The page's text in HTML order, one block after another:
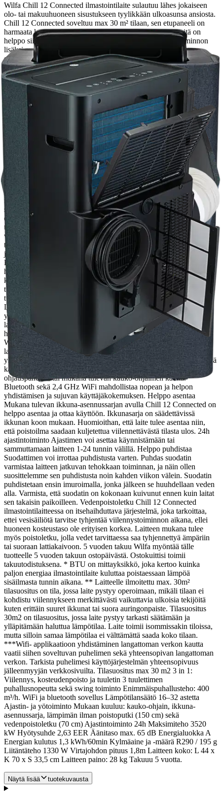
Wilfa Chill 12 Connected ilmastointilaite sulautuu lähes jokaiseen
olo- tai makuuhuoneen sisustukseen tyylikkään ulkoasunsa ansiosta.
Chill 12 Connected soveltuu max 30 m² tilaan, sen etupaneeli on
harmaata kangasta ja siinä kahva ja pyörät, joiden avulla sitä on
helppo siirtää huoneesta toiseen. Laitteessa on viilennystoiminnon
lisäksi myös tuuletin- sekä kosteudenpoistotoiminnot, ja se on
etäohjattavissa.
CHILL 12 CONNECTED Etsitkö liikuteltavaa ja
tyylikästä ilmastointilaitetta, joka sulautuu olo- tai makuuhuoneesi
sisustukseen? Pohjoismaiseen kotiin suunniteltu ajattoman tyylikäs
Chill 12 connected on siinä tapauksessa juuri oikea valinta sinulle!
Kompakti ilmastointilaite sulautuu lähes jokaiseen olo- tai
makuuhuoneen sisustukseen tyylikkään ulkoasunsa ansiosta. Chill
12 Connected soveltuu max 30 m² tilaan, sen etupaneeli on
harmaata kangasta ja siinä kahva ja pyörät, joiden avulla sitä on
helppo siirtää huoneesta toiseen. Laitteessa on viilennystoiminnon
lisäksi myös tuuletin- sekä kosteudenpoistotoiminnot, ja se on
etäohjattavissa. Sopii isompiinkin huoneisiin Chill 12 Connected on
käyttäjäystävällinen ilmastointilaite, joka takaa miellyttävän
lämpötilan niin kotona, toimistossa kuin loma-asunnossakin
kuumina päivinä. Se soveltuu enintään 30 m²:n huoneisiin, ja sen
jäähdytyskapasiteetti on kokonaiset 12 000 BTU. Voit helposti
säätää lämpötilaa 16-32 asteen välillä ja valita kolmen eri tuulettimen
nopeuden välillä. Tuulettimen enimmäisteho on 400 m³/h, ja siinä on
swing-toiminto. Kangaspäällysteinen etupaneeli Ilmastointilaitteen
etupaneeli on päällystetty harmaalla kankaalla, joka tekee laitteesta
tyylikkään ja ajattoman. Kankaan puhtaanapito on helppoa ja sen
voi tarvittaessa imuroida puhtaaksi Viilennys, kosteudenpoisto ja
tuuletin – kaikki samassa Chill 12 Connected -laitteessa voit valita
joko kosteudenpoisto-, viilennys- tai tuuletustoiminnon.
Kosteudenpoistotoiminto poistaa tehokkaasti ylimääräisen kosteuden
huoneesta ja parantaa näin sisäilmaa. Tuuletustoiminnolla laite
kierrättää huoneen ilmaa viilentämättä sitä, ja valittavissa on 3 eri
tuuletinnopeutta Laite on varustettu lepotila asetuksella, jolloin
tuuletin puhaltaa matalalla nopeudella ja laitteen valot himmenevät.
Lepotila asetusta voidaan käyttää ainoastaan viilennyksen
yhteydessä. Kompakti ja helppo siirtää Näppäränkokoisessa
laitteessa on kahva ja pyörät, joiden avulla laitetta on helppo siirtää
huoneesta toiseen. WiLife sovellus Ilmastointilaite voidaan yhdistää
Wilfan WiLife sovellukseen. Sovelluksen avulla voit etäohjata
laitetta missä ikinä oletkaan. Lisäksi Chill 12 Connected on
yhteensopiva Google Assistant sekä Amazon Alexan kanssa. Kätevä
kauko-ohjain WiLife-sovelluksen lisäksi laitetta voi ohjata
ohjauspaneelin tai mukana tulevan kauko-ohjaimen kautta.
Bluetooth sekä 2,4 GHz WiFi mahdollistaa nopean ja helpon
yhdistämisen ja sujuvan käyttäjäkokemuksen. Helppo asentaa
Mukana tulevan ikkuna-asennussarjan avulla Chill 12 Connected on
helppo asentaa ja ottaa käyttöön. Ikkunasarja on säädettävissä
ikkunan koon mukaan. Huomioithan, että laite tulee asentaa niin,
että poistoilma saadaan kuljetettua viilennettävästä tilasta ulos. 24h
ajastintoiminto Ajastimen voi asettaa käynnistämään tai
sammuttamaan laitteen 1-24 tunnin välillä. Helppo puhdistaa
Suodattimen voi irrottaa puhdistusta varten. Puhdas suodatin
varmistaa laitteen jatkuvan tehokkaan toiminnan, ja näin ollen
suosittelemme sen puhdistusta noin kahden viikon välein. Suodatin
puhdistetaan ensin imuroimalla, jonka jälkeen se huuhdellaan veden
alla. Varmista, että suodatin on kokonaan kuivunut ennen kuin laitat
sen takaisin paikoilleen. Vedenpoistoletku Chill 12 Connected
ilmastointilaitteessa on itsehaihduttava järjestelmä, joka tarkoittaa,
ettei vesisäiliötä tarvitse tyhjentää viilennystoiminnon aikana, ellei
huoneen kosteustaso ole erityisen korkea. Laitteen mukana tulee
myös poistoletku, jolla vedet tarvittaessa saa tyhjennettyä ämpäriin
tai suoraan lattiakaivoon. 5 vuoden takuu Wilfa myöntää tälle
tuotteelle 5 vuoden takuun ostopäivästä. Ostokuittisi toimii
takuutodistuksena. * BTU on mittayksikkö, joka kertoo kuinka
paljon energiaa ilmastointilaite kuluttaa poistaessaan lämpöä
sisäilmasta tunnin aikana. ** Laitteelle ilmoitettu max. 30m²
tilasuositus on tila, jossa laite pystyy operoimaan, mikäli tilaan ei
kohdistu viilennykseen merkittävästi vaikuttavia ulkoisia tekijöitä
kuten erittäin suuret ikkunat tai suora auringonpaiste. Tilasuositus
30m2 on tilasuositus, jossa laite pystyy tarkasti säätämään ja
ylläpitämään haluttua lämpötilaa. Laite toimii isommissakin tiloissa,
mutta silloin samaa lämpötilaa ei välttämättä saada koko tilaan.
***Wifi- applikaatioon yhdistäminen langattoman verkon kautta
vaatii siihen soveltuvan puhelimen sekä yhteensopivan langattoman
verkon. Tarkista puhelimesi käyttöjärjestelmän yhteensopivuus
jälleenmyyjän verkkosivuilta. Tilasuositus max 30 m2 3 in 1:
Viilennys, kosteudenpoisto ja tuuletin 3 tuulettimen
puhallusnopeutta sekä swing toiminto Enimmäispuhallusteho: 400
m³/h. WiFi ja bluetooth sovellus Lämpötilansäätö 16–32 astetta
Ajastin- ja yötoiminto Mukaan kuuluu: kauko-ohjain, ikkuna-
asennussarja, lämpimän ilman poistoputki (150 cm) sekä
vedenpoistoletku (70 cm) Ajastintoiminto 24h Maksimiteho 3520
kW Hyötysuhde 2,63 EER Äänitaso max. 65 dB Energialuokka A
Energian kulutus 1,3 kWh/60min Kylmäaine ja -määrä R290 / 195 g
Liitäntäteho 1330 W Virtajohdon pituus 1,8m Laitteen koko: L 44 x
K 70 x S 33,5 cm Laitteen paino: 28 kg Takuuu 5 vuotta.
Näytä lisää tuotekuvausta